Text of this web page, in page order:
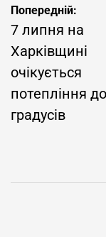
Навігація
записів
Попередній:
7 липня на
Харківщині
очікується
потепління
градусів